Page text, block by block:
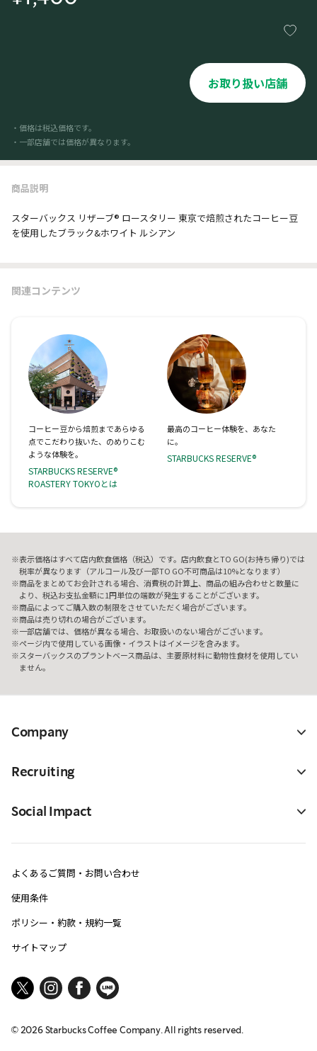
お取り扱い店舗
・価格は税込価格です。
・一部店舗では価格が異なります。
商品説明
スターバックス リザーブ® ロースタリー 東京で焙煎されたコーヒー豆
を使用したブラック&ホワイト ルシアン
関連コンテンツ
コーヒー豆から焙煎まであらゆる
点でこだわり抜いた、のめりこむ
ような体験を。
STARBUCKS RESERVE®
ROASTERY TOKYOとは
最高のコーヒー体験を、あなた
に。
STARBUCKS RESERVE®
表示価格はすべて店内飲食価格（税込）です。店内飲食とTO GO(お持ち帰り)では
税率が異なります（アルコール及び一部TO GO不可商品は10%となります）
商品をまとめてお会計される場合、消費税の計算上、商品の組み合わせと数量に
より、税込お支払金額に1円単位の端数が発生することがございます。
商品によってご購入数の制限をさせていただく場合がございます。
商品は売り切れの場合がございます。
一部店舗では、価格が異なる場合、お取扱いのない場合がございます。
ページ内で使用している画像・イラストはイメージを含みます。
スターバックスのプラントベース商品は、主要原材料に動物性食材を使用してい
ません。
Company
Recruiting
Social Impact
よくあるご質問・お問い合わせ
使用条件
ポリシー・約款・規約一覧
サイトマップ
©2026Starbucks Coffee Company. All rights reserved.